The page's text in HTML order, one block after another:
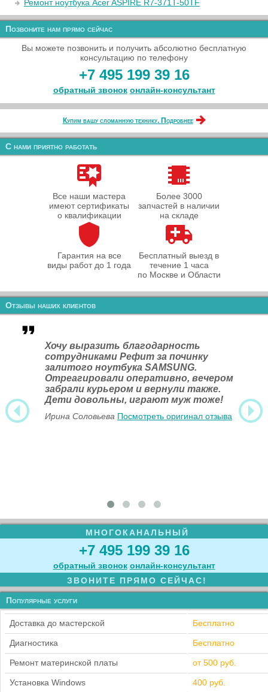
Ремонт ноутбука Acer ASPIRE R7-371T-50TF
Позвоните нам прямо сейчас
Вы можете позвонить и получить абсолютно бесплатную
консультацию по телефону
+7 495 199 39 16
обратный звонок онлайн‑консультант
Купим вашу сломанную технику. Подробнее
С нами приятно работать
Все наши мастера
имеют сертификаты
о квалификации
Более 3000
запчастей в наличии
на складе
Гарантия на все
виды работ до 1 года
Бесплатный выезд в
течение 1 часа
по Москве и Области
Отзывы наших клиентов
Хочу выразить благодарность
сотрудниками Рефит за починку
залитого ноутбука SAMSUNG.
Отреагировали оперативно, вечером
забрали курьером и вернули также.
Дети довольны, играют муж тоже!
Ирина Соловьева Посмотреть оригинал отзыва
МНОГОКАНАЛЬНЫЙ
+7 495 199 39 16
обратный звонок онлайн‑консультант
ЗВОНИТЕ ПРЯМО СЕЙЧАС!
Популярные услуги
Доставка до мастерской Бесплатно
Диагностика Бесплатно
Ремонт материнской платы от 500 руб.
Установка Windows 400 руб.